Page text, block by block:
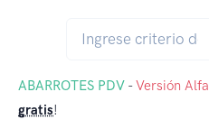
ABARROTES PDV -Versión Alfa
gratis!